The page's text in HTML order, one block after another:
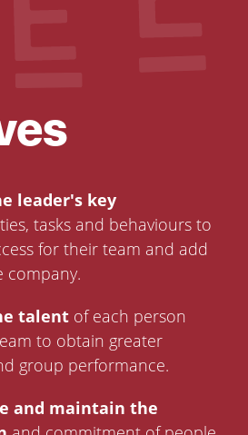
leader's key
tasks and behaviours to
for their team and add
company.
talent of each person
to obtain greater
group performance.
and maintain the